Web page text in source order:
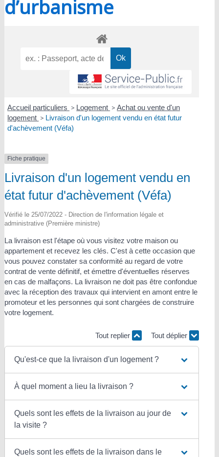
d’urbanisme
Accueil particuliers > Logement > Achat ou vente d'un
logement > Livraison d'un logement vendu en état futur
d'achèvement (Véfa)
Fiche pratique
Livraison d'un logement vendu en
état futur d'achèvement (Véfa)
Vérifié le 25/07/2022 - Direction de l'information légale et
administrative (Première ministre)
La livraison est l'étape où vous visitez votre maison ou
appartement et recevez les clés. C'est à cette occasion que
vous pouvez constater sa conformité au regard de votre
contrat de vente définitif, et émettre d'éventuelles réserves
en cas de malfaçons. La livraison ne doit pas être confondue
avec la réception des travaux qui intervient en amont entre le
promoteur et les personnes qui sont chargées de construire
votre logement.
Tout replier Tout déplier
Qu'est-ce que la livraison d'un logement ?
À quel moment a lieu la livraison ?
Quels sont les effets de la livraison au jour de
la visite ?
Quels sont les effets de la livraison dans le